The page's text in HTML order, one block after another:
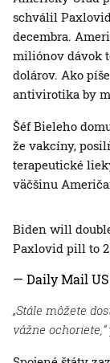
schválil
decembra.
miliónov dávok
dolárov. Ako
antivirotika by
Šéf Bieleho
že vakcíny,
terapeutické
väčšinu
Biden will
Paxlovid pill to
— Daily Mail
„Stále môžete
vážne ochoriete,“